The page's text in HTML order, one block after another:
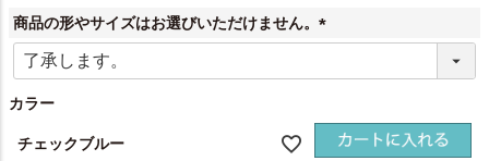
商品の形やサイズはお選びいただけません。
(
カラー
チェックブルー